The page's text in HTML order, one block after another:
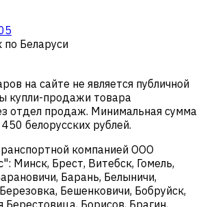
по Беларуси
на сайте не является публичной
купли-продажи товара
отдел продаж. Минимальная сумма
белорусских рублей.
компанией ООО
Минск, Брест, Витебск, Гомель,
Барань, Белыничи,
Бешенковичи, Бобруйск,
Берестовица, Борисов, Брагин,